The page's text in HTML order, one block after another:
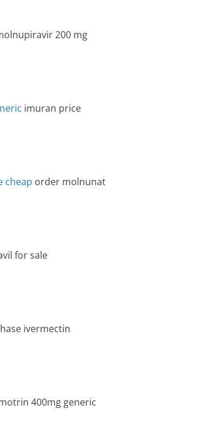
200 mg
imuran price
cheap order molnunat
for sale
ivermectin
400mg generic